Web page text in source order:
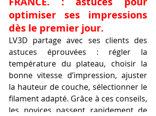
optimiser ses impressions
dès le premier jour.
LV3D partage avec ses clients des
astuces éprouvées : régler la
température du plateau, choisir la
bonne vitesse d’impression, ajuster
la hauteur de couche, sélectionner le
filament adapté. Grâce à ces conseils,
les novices passent rapidement de